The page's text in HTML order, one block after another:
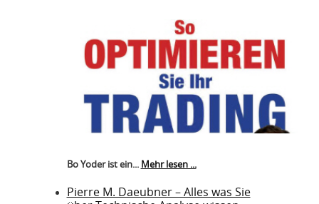
Bo Yoder ist ein... Mehr lesen ...
Pierre M. Daeubner – Alles was Sie